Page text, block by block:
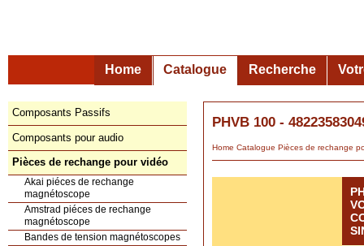
Home Catalogue Recherche
Composants Passifs
Composants pour audio
Pièces de rechange pour vidéo
Akai piéces de rechange
magnétoscope
Amstrad piéces de rechange
magnétoscope
Bandes de tension magnétoscopes
PHVB 100 -
Home Catalogue Pièces de